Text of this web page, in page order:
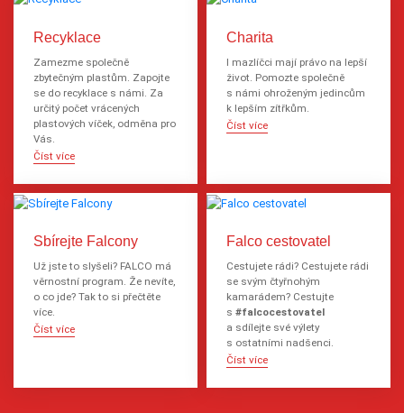
Recyklace
Zamezme společně
zbytečným plastům. Zapojte
se do recyklace s námi. Za
určitý počet vrácených
plastových víček, odměna pro
Vás.
Číst více
Charita
I mazlíčci mají právo na lepší
život. Pomozte společně
s námi ohroženým jedincům
k lepším zítřkům.
Číst více
Sbírejte Falcony
Už jste to slyšeli? FALCO má
věrnostní program. Že nevíte,
o co jde? Tak to si přečtěte
více.
Číst více
Falco cestovatel
Cestujete rádi? Cestujete rádi
se svým čtyřnohým
kamarádem? Cestujte
s#falcocestovatel
a sdílejte své výlety
s ostatními nadšenci.
Číst více